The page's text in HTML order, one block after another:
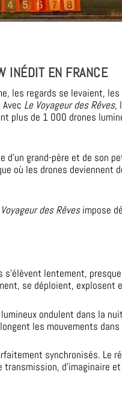
INÉDIT EN FRANCE
les regards se levaient,
Le Voyageur des Rêves,
plus de 1 000 drones
grand-père et de son
où les drones deviennent
des Rêvesimpose
lentement,
se déploient, explosent
ondulent dans la
les mouvements dans
synchronisés. Le
transmission, d’imaginaire